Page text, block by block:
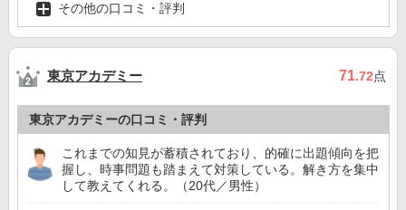
その他の口コミ・評判
東京アカデミー 71.72点
東京アカデミーの口コミ・評判
これまでの知見が蓄積されており、的確に出題傾向を把
握し、時事問題も踏まえて対策している。解き方を集中
して教えてくれる。（20代／男性）